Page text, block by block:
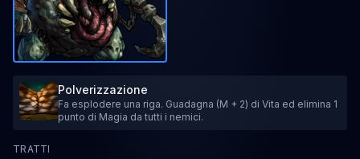
Polverizzazione
Fa esplodere una riga. Guadagna (M + 2) di Vita ed elimina 1
punto di Magia da tutti i nemici.
TRATTI